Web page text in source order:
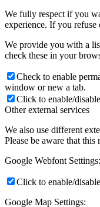
We fully respect if you
experience. If you
We provide you with a
check these in your
Check to enable
window or new a tab.
Click to enable/
Other external services
We also use different
Please be aware that
Google Webfont Settings:
Click to enable/
Google Map Settings: